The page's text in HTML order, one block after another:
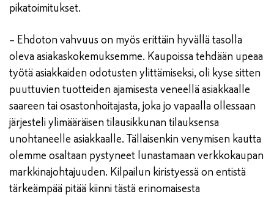
pikatoimitukset.
– Ehdoton vahvuus on myös erittäin hyvällä tasolla
oleva asiakaskokemuksemme. Kaupoissa tehdään upeaa
työtä asiakkaiden odotusten ylittämiseksi, oli kyse sitten
puuttuvien tuotteiden ajamisesta veneellä asiakkaalle
saareen tai osastonhoitajasta, joka jo vapaalla ollessaan
järjesteli ylimääräisen tilausikkunan tilauksensa
unohtaneelle asiakkaalle. Tällaisenkin venymisen kautta
olemme osaltaan pystyneet lunastamaan verkkokaupan
markkinajohtajuuden. Kilpailun kiristyessä on entistä
tärkeämpää pitää kiinni tästä erinomaisesta